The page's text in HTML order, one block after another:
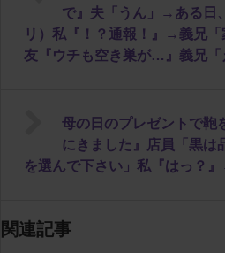
で』夫「うん」→ある日
リ）私『！？通報！』→義兄
友『ウチも空き巣が…』義兄
母の日のプレゼントで鞄
にきました』店員「黒は
を選んで下さい」私『はっ？
関連記事